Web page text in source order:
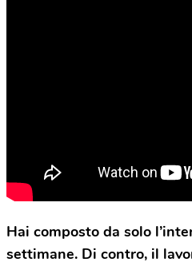
Hai composto da solo
settimane. Di contro, il